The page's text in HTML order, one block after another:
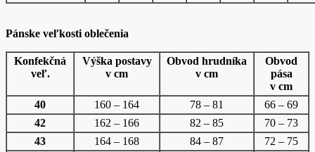
Pánske veľkosti oblečenia
Konfekčná
veľ.
Výška postavy
v cm
Obvod hrudníka
v cm
Obvod
pása
v cm
40
160 – 164 78 – 81
66 – 69
42
162 – 166 82 – 85
70 – 73
43
164 – 168 84 – 87
72 – 75